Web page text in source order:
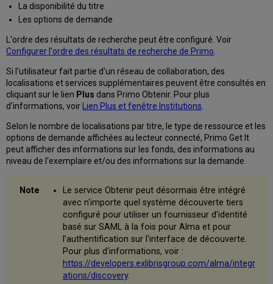
aux
autres
institutions
sans
compte
lecteur
local
lié
Choisir
bibliothèque
pour
une
demande
Afficher
descriptions
d'exemplaires
temps
La disponibilité du titre
Les options de demande
L'ordre des résultats de recherche peut être configuré. Voir
Configurer l'ordre des résultats de recherche de Primo
Si l'utilisateur fait partie d'un réseau de collaboration, des
localisations et services supplémentaires peuvent être consultés en
cliquant sur le lien Plus dans Primo Obtenir. Pour plus
d'informations, voir
Lien Plus et fenêtre Institutions
Selon le nombre de localisations par titre, le type de ressource et les
options de demande affichées au lecteur connecté, Primo Get It
peut afficher des informations sur les fonds, des informations au
niveau de l'exemplaire et/ou des informations sur la demande.
Le service Obtenir peut désormais être intégré
avec n'importe quel système découverte tiers
configuré pour utiliser un fournisseur d'identité
basé sur SAML à la fois pour Alma et pour
l’authentification sur l'interface de découverte.
Pour plus d'informations, voir :
https://developers.exlibrisgroup.com/alma/integr
ations/discovery.